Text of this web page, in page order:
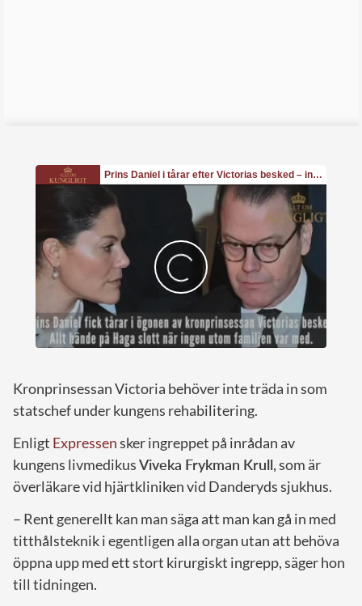
Kronprinsessan Victoria behöver inte träda in som
statschef under kungens rehabilitering.
Enligt Expressensker ingreppet på inrådan av
kungens livmedikusViveka Frykman Krull,som är
överläkare vid hjärtkliniken vid Danderyds sjukhus.
– Rent generellt kan man säga att man kan gå in med
titthålsteknik i egentligen alla organ utan att behöva
öppna upp med ett stort kirurgiskt ingrepp, säger hon
till tidningen.